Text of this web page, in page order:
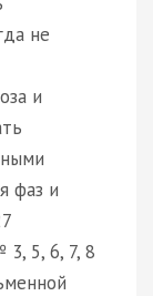
не
и
фаз и
5, 6, 7, 8